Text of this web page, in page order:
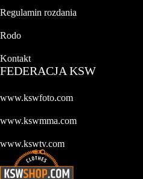
Regulamin rozdania
Rodo
Kontakt
FEDERACJA KSW
www.kswfoto.com
www.kswmma.com
www.kswtv.com